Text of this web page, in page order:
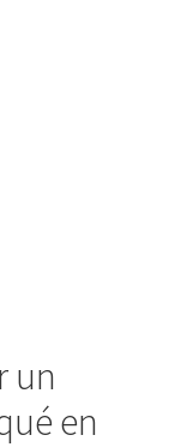
un
en